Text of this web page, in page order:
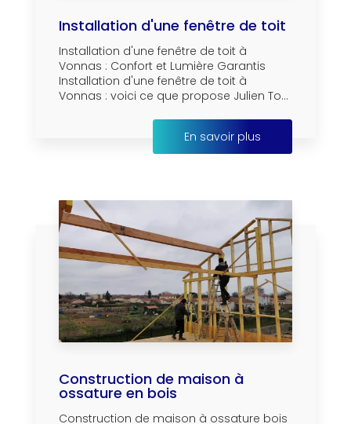
Installation d'une fenêtre de toit
Installation d'une fenêtre de toit à
Vonnas : Confort et Lumière Garantis
Installation d'une fenêtre de toit à
Vonnas : voici ce que propose Julien To...
En savoir plus
Construction de maison à
ossature en bois
Construction de maison à ossature bois